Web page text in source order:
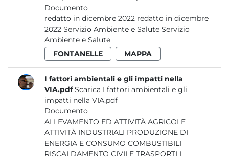
Documento
redatto in dicembre 2022 redatto in dicembre
2022 Servizio Ambiente e Salute Servizio
Ambiente e Salute
FONTANELLE
MAPPA
I fattori ambientali e gli impatti nella
VIA.pdf Scarica I fattori ambientali e gli
impatti nella VIA.pdf
Documento
ALLEVAMENTO ED ATTIVITÀ AGRICOLE
ATTIVITÀ INDUSTRIALI PRODUZIONE DI
ENERGIA E CONSUMO COMBUSTIBILI
RISCALDAMENTO CIVILE TRASPORTI I